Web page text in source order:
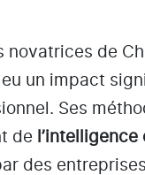
novatrices de
un impact
Ses
de
des entreprises